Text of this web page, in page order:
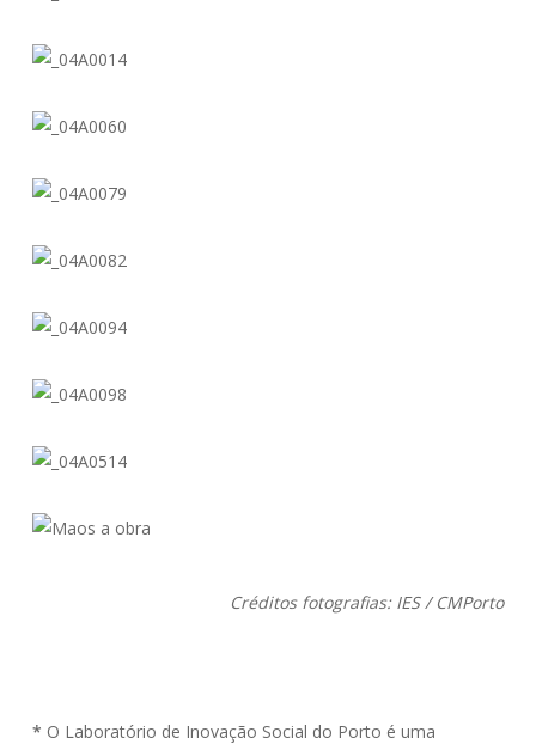
Créditos fotografias: IES / CMPorto
* O Laboratório de Inovação Social do Porto é uma